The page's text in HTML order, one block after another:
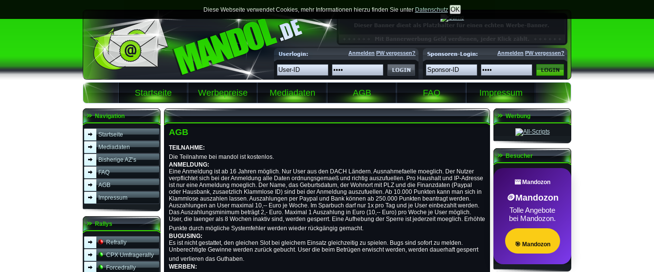
Diese Webseite verwendet Cookies, mehr Informationen hierzu finden Sie unter Datenschutz OK
Anmelden PW vergessen? Anmelden PW vergessen?
Startseite Werbepreise Mediadaten AGB FAQ Impressum
Navigation
Startseite
Mediadaten
Bisherige AZ’s
FAQ
AGB
Impressum
Rallys
Refrally
CPX Umfragerally
Forcedrally
AGB
TEILNAHME:
Die Teilnahme bei mandol ist kostenlos.
ANMELDUNG:
Eine Anmeldung ist ab 16 Jahren möglich. Nur User aus den DACH Ländern. Ausnahmefaelle moeglich. Der Nutzer
verpflichtet sich bei der Anmeldung alle Daten ordnungsgemaeß und richtig auszufuellen. Pro Haushalt und IP-Adresse
ist nur eine Anmeldung moeglich. Der Name, das Geburtsdatum, der Wohnort mit PLZ und die Finanzdaten (Paypal
oder Hausbank, zusaetzlich Klammlose ID) sind bei der Anmeldung auszufuellen. Ab 10.000 Punkten kann man sich in
Klammlose auszahlen lassen. Auszahlungen per Paypal und Bank können ab 250.000 Punkten beantragt werden.
Auszahlungen an User maximal 10,-- Euro je Woche. Im Sparbuch darf nur 1x pro Tag und je User einbezahlt werden.
Das Auszahlungsminimum beträgt 2,- Euro. Maximal 1 Auszahlung in Euro (10,-- Euro) pro Woche je User möglich.
User, die laenger als 8 Wochen inaktiv sind, werden gesperrt. Eine Aufhebung der Sperre ist jederzeit moeglich. Erhöhte
Punkte durch mögliche Systemfehler werden wieder rückgängig gemacht.
BUGUSING:
Es ist nicht gestattet, den gleichen Slot bei gleichem Einsatz gleichzeitig zu spielen. Bugs sind sofort zu melden.
Unberechtigte Gewinne werden zurück gebucht. User die beim Betrügen erwischt werden, werden dauerhaft gesperrt
und verlieren das Guthaben.
WERBEN:
Werbung
Besucher
🎰 Mandozon
🪙Mandozon
Tolle Angebote
bei Mandozon.
🎯 Mandozon